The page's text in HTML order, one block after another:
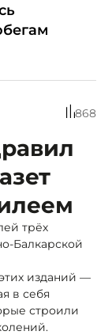
868
трёх
Балкарской
изданий —
в себя
строили